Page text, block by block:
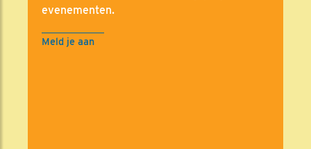
evenementen.
Meld je aan